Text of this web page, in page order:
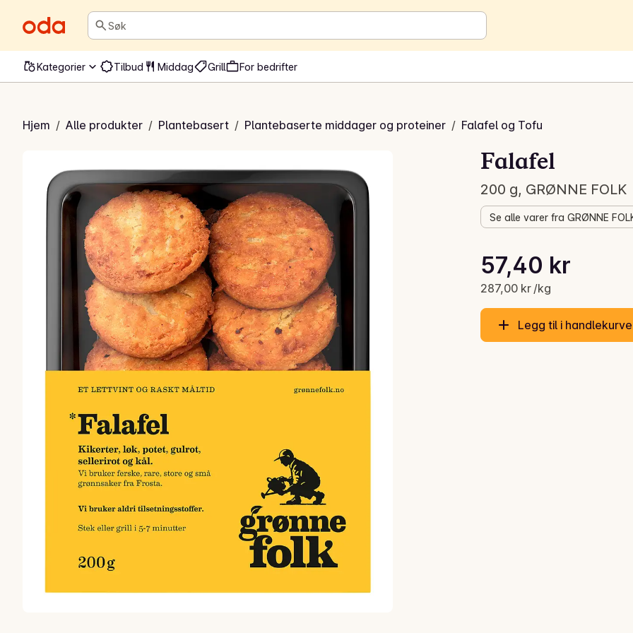
Søk
Kategorier Tilbud Middag Grill For bedrifter
Hjem / Alle produkter / Plantebasert / Plantebaserte middager og proteiner / Falafel og Tofu
Falafel
Falafel
200 g, GRØNNE FOLK
Se alle varer fra GRØNNE
Gjeldende pris er: 57,40 kr
57,40 kr
287,00 kr /kg
Stykkpris: 287,00 kr /kg
Legg til i